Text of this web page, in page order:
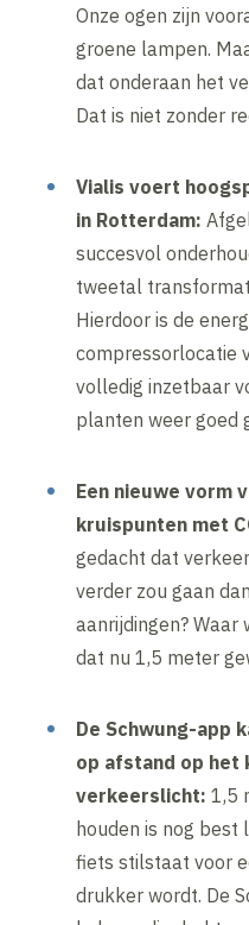
Onze ogen zijn
groene lampen.
dat onderaan het
Dat is niet zonder
Vialis voert
in Rotterdam:
succesvol
tweetal
Hierdoor is de
compressorlocatie
volledig inzetbaar
planten weer goed
Een nieuwe vorm
kruispunten met
gedacht dat
verder zou gaan
aanrijdingen? Waar
dat nu 1,5 meter
De Schwung-app
op afstand op het
verkeerslicht:1,5
houden is nog best
fiets stilstaat voor
drukker wordt. De